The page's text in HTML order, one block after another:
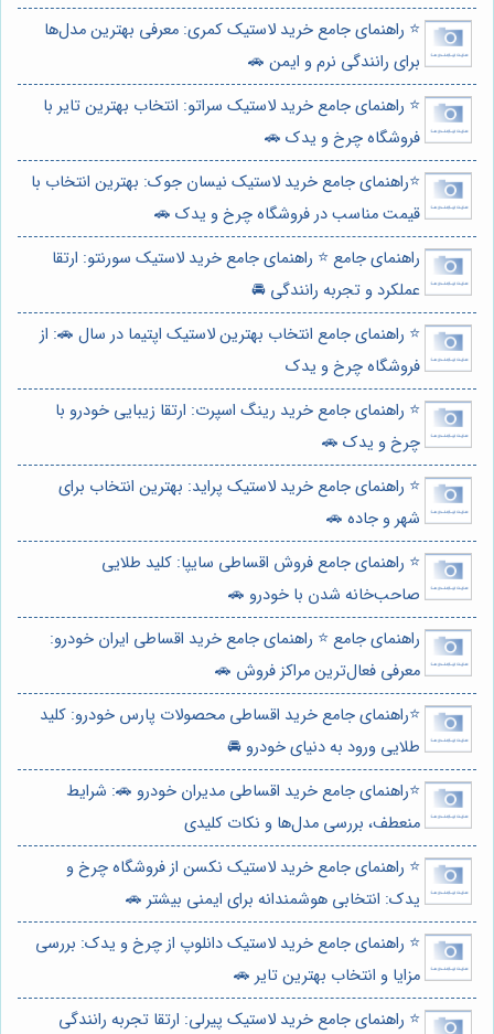
⭐️ راهنمای جامع خرید لاستیک کمری: معرفی بهترین مدل‌ها
برای رانندگی نرم و ایمن 🚗
⭐️ راهنمای جامع خرید لاستیک سراتو: انتخاب بهترین تایر با
فروشگاه چرخ و یدک 🚗
⭐️راهنمای جامع خرید لاستیک نیسان جوک: بهترین انتخاب با
قیمت مناسب در فروشگاه چرخ و یدک 🚗
راهنمای جامع ⭐️ راهنمای جامع خرید لاستیک سورنتو: ارتقا
عملکرد و تجربه رانندگی 🚘
⭐️ راهنمای جامع انتخاب بهترین لاستیک اپتیما در سال 🚗: از
فروشگاه چرخ و یدک
⭐️ راهنمای جامع خرید رینگ اسپرت: ارتقا زیبایی خودرو با
چرخ و یدک 🚗
⭐️ راهنمای جامع خرید لاستیک پراید: بهترین انتخاب برای
شهر و جاده 🚗
⭐️ راهنمای جامع فروش اقساطی سایپا: کلید طلایی
صاحب‌خانه شدن با خودرو 🚗
راهنمای جامع ⭐️ راهنمای جامع خرید اقساطی ایران خودرو:
معرفی فعال‌ترین مراکز فروش 🚗
⭐️راهنمای جامع خرید اقساطی محصولات پارس خودرو: کلید
طلایی ورود به دنیای خودرو 🚘
⭐️راهنمای جامع خرید اقساطی مدیران خودرو 🚗: شرایط
منعطف، بررسی مدل‌ها و نکات کلیدی
⭐️ راهنمای جامع خرید لاستیک نکسن از فروشگاه چرخ و
یدک: انتخابی هوشمندانه برای ایمنی بیشتر 🚗
⭐️ راهنمای جامع خرید لاستیک دانلوپ از چرخ و یدک: بررسی
مزایا و انتخاب بهترین تایر 🚗
⭐️ راهنمای جامع خرید لاستیک پیرلی: ارتقا تجربه رانندگی